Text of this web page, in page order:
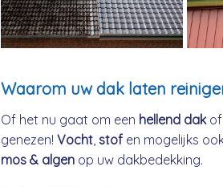
Waarom uw dak laten
Of het nu gaat om een hellend dakof
genezen! Vocht stof en mogelijks
mos & algen op uw dakbedekking.